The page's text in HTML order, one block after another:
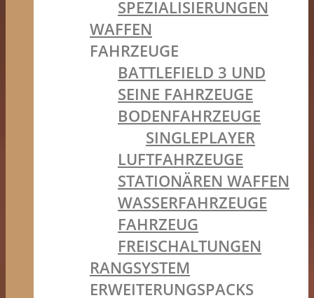
SPEZIALISIERUNGEN
WAFFEN
FAHRZEUGE
BATTLEFIELD 3 UND
SEINE FAHRZEUGE
BODENFAHRZEUGE
SINGLEPLAYER
LUFTFAHRZEUGE
STATIONÄREN WAFFEN
WASSERFAHRZEUGE
FAHRZEUG
FREISCHALTUNGEN
RANGSYSTEM
ERWEITERUNGSPACKS